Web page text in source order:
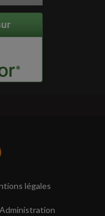
légales
Administration